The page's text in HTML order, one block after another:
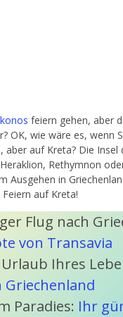
feiern gehen, aber
OK, wie wäre es, wenn
aber auf Kreta? Die
Rethymnon
Ausgehen in
auf Kreta!
Flug nach
von Transavia
Ihres
Paradies: Ihr